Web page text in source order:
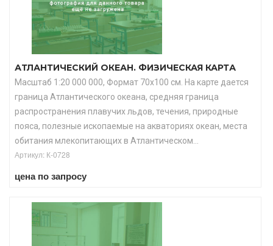
АТЛАНТИЧЕСКИЙ ОКЕАН. ФИЗИЧЕСКАЯ КАРТА
Масштаб 1:20 000 000, Формат 70х100 см. На карте дается
граница Атлантического океана, средняя граница
распространения плавучих льдов, течения, природные
пояса, полезные ископаемые на акваториях океан, места
обитания млекопитающих в Атлантическом...
Артикул: К-0728
цена по запросу